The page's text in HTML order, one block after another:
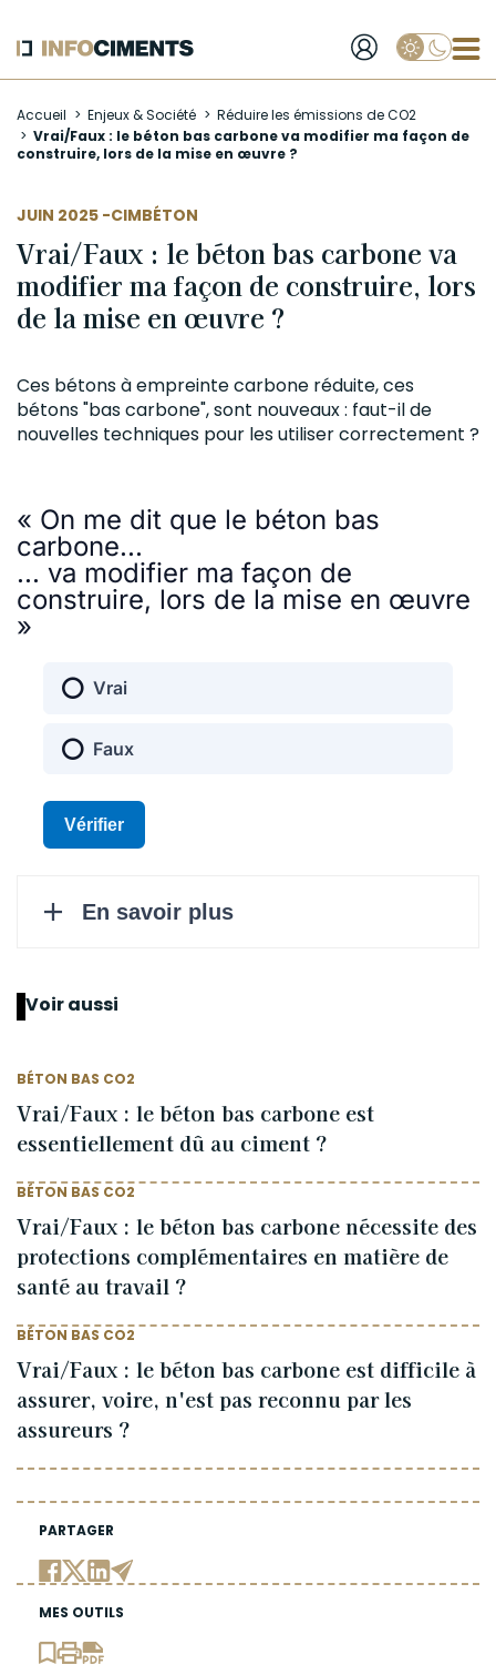
au
contenu
Accueil Enjeux & Société
Réduire les émissions de CO2
Vrai/Faux : le béton bas carbone va modifier ma façon de
construire, lors de la mise en œuvre ?
PARTAGER
MES OUTILS
JUIN 2025 -
AUTEUR CIMBÉTON
Vrai/Faux : le béton bas carbone va
modifier ma façon de construire, lors
de la mise en œuvre ?
Ces bétons à empreinte carbone réduite, ces
bétons "bas carbone", sont nouveaux : faut-il de
nouvelles techniques pour les utiliser correctement ?
Voir aussi
BÉTON BAS CO2
Vrai/Faux : le béton bas carbone est
essentiellement dû au ciment ?
BÉTON BAS CO2
Vrai/Faux : le béton bas carbone nécessite des
protections complémentaires en matière de
santé au travail ?
BÉTON BAS CO2
Vrai/Faux : le béton bas carbone est difficile à
assurer, voire, n'est pas reconnu par les
assureurs ?